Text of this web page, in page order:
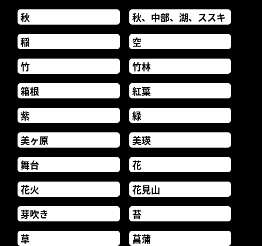
秋
秋、中部、湖、ススキ
稲
空
竹
竹林
箱根
紅葉
紫
緑
美ヶ原
美瑛
舞台
花
花火
花見山
芽吹き
苔
草
菖蒲